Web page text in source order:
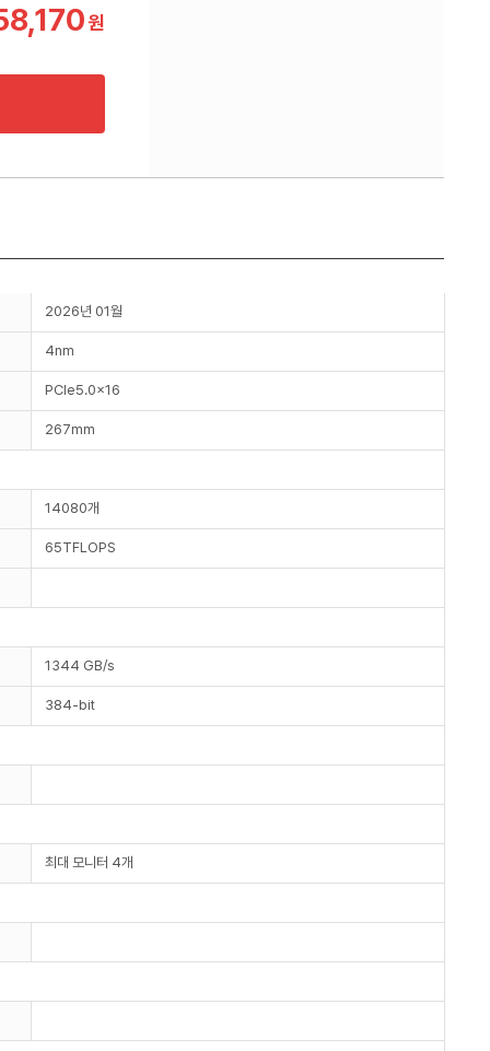
원
2026년 01월
4nm
PCIe5.0x16
267mm
14080개
65TFLOPS
1344 GB/s
384-bit
최대 모니터 4개